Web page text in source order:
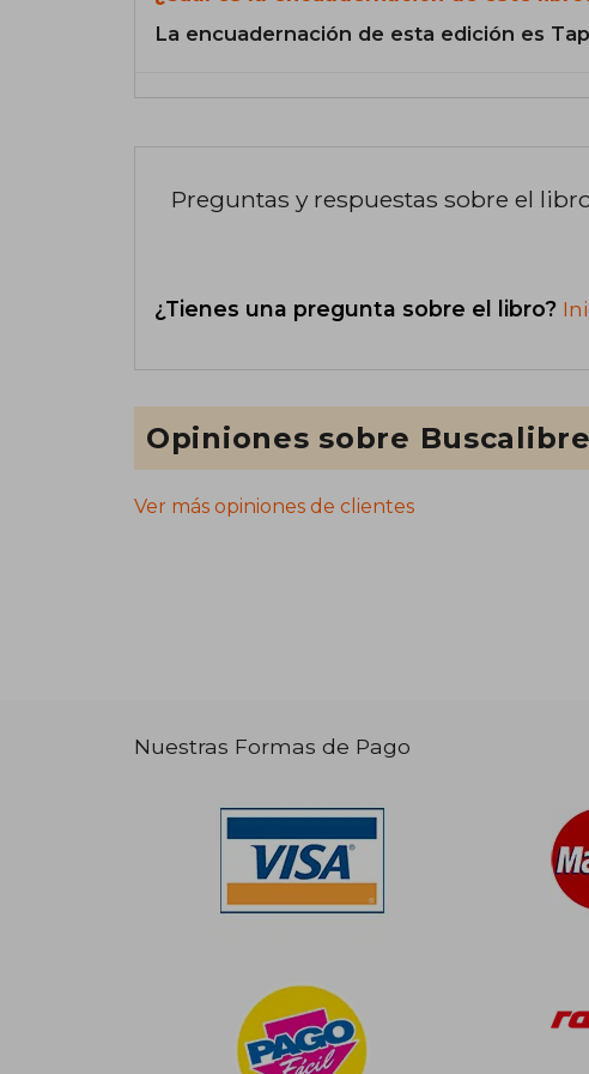
La encuadernación de esta edición es
Preguntas y respuestas sobre el
¿Tienes una pregunta sobre el libro?
Opiniones sobre Buscalibre
Ver más opiniones de clientes
Nuestras Formas de Pago